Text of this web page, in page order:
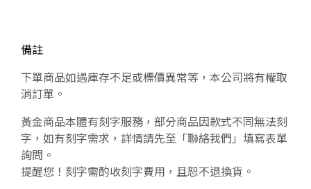
備註
下單商品如遇庫存不足或標價異常等，本公司將有權取
消訂單。
黃金商品本體有刻字服務，部分商品因款式不同無法刻
字，如有刻字需求，詳情請先至「聯絡我們」填寫表單
詢問。
提醒您！刻字需酌收刻字費用，且恕不退換貨。